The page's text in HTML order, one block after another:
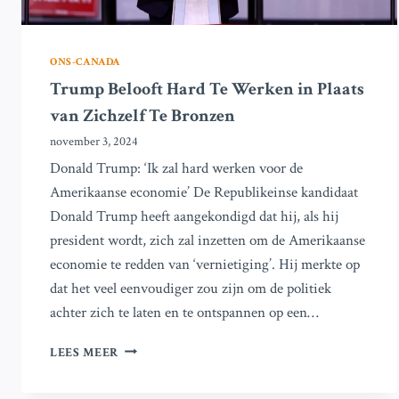
ONS-CANADA
Trump Belooft Hard Te Werken in Plaats
van Zichzelf Te Bronzen
november 3, 2024
Donald Trump: ‘Ik zal hard werken voor de
Amerikaanse economie’ De Republikeinse kandidaat
Donald Trump heeft aangekondigd dat hij, als hij
president wordt, zich zal inzetten om de Amerikaanse
economie te redden van ‘vernietiging’. Hij merkte op
dat het veel eenvoudiger zou zijn om de politiek
achter zich te laten en te ontspannen op een…
LEES MEER TRUMP